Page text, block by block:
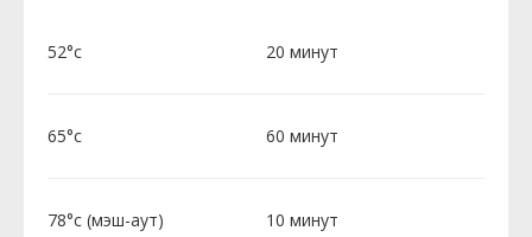
52°c 20 минут
65°c 60 минут
78°c (мэш-аут) 10 минут